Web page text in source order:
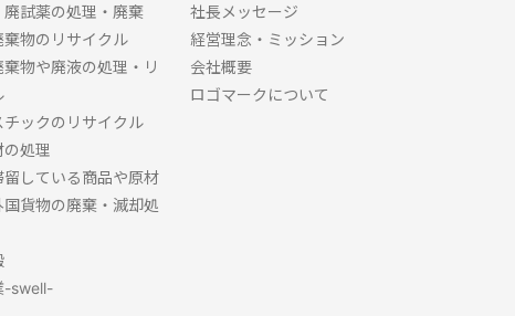
廃試薬の処理・廃棄
棄物のリサイクル
棄物や廃液の処理・リ
チックのリサイクル
処理
留している商品や原材
貨物の廃棄・滅却処
-swell-
社長メッセージ
経営理念・ミッション
会社概要
ロゴマークについて